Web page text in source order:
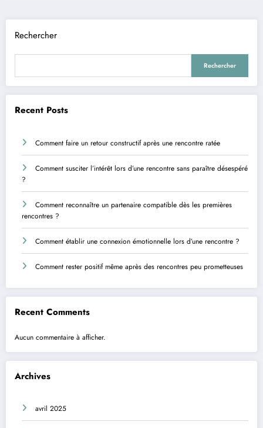
Rechercher
Rechercher
Recent Posts
Comment faire un retour constructif après une rencontre ratée
Comment susciter l’intérêt lors d’une rencontre sans paraître désespéré
?
Comment reconnaître un partenaire compatible dès les premières
rencontres ?
Comment établir une connexion émotionnelle lors d’une rencontre ?
Comment rester positif même après des rencontres peu prometteuses
Recent Comments
Aucun commentaire à afficher.
Archives
avril 2025